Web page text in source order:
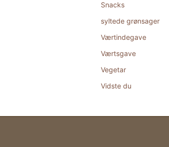
Snacks
syltede grønsager
Værtindegave
Værtsgave
Vegetar
Vidste du